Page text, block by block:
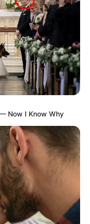
Now I Know Why